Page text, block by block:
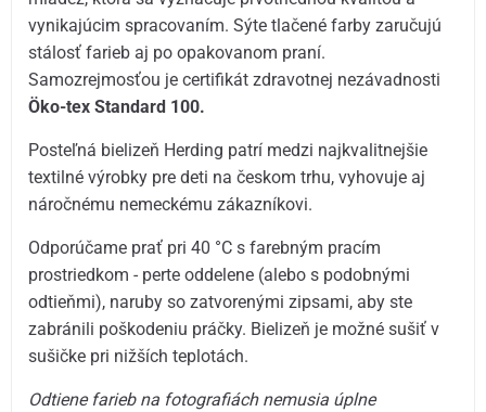
vynikajúcim spracovaním. Sýte tlačené farby zaručujú
stálosť farieb aj po opakovanom praní.
Samozrejmosťou je certifikát zdravotnej nezávadnosti
Öko-tex Standard 100.
Posteľná bielizeň Herding patrí medzi najkvalitnejšie
textilné výrobky pre deti na českom trhu, vyhovuje aj
náročnému nemeckému zákazníkovi.
Odporúčame prať pri 40 °C s farebným pracím
prostriedkom - perte oddelene (alebo s podobnými
odtieňmi), naruby so zatvorenými zipsami, aby ste
zabránili poškodeniu práčky. Bielizeň je možné sušiť v
sušičke pri nižších teplotách.
Odtiene farieb na fotografiách nemusia úplne